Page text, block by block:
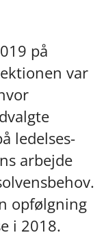
på
var
ledelses-
arbejde
opfølgning
i 2018.